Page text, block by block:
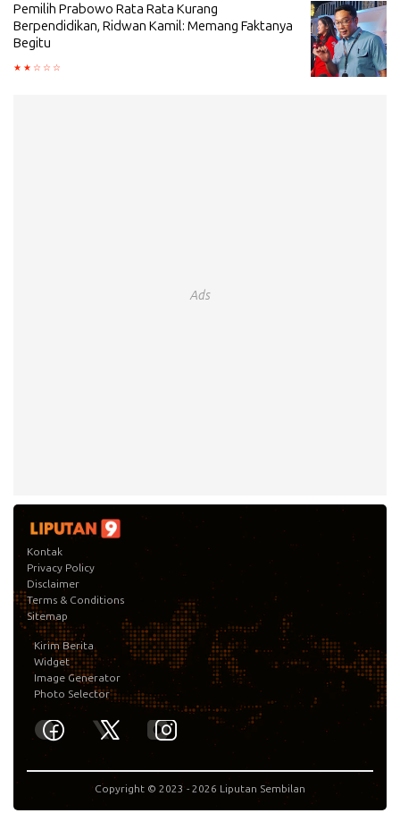
Pemilih Prabowo Rata Rata Kurang
Berpendidikan, Ridwan Kamil: Memang Faktanya
Begitu
Ads
Kontak
Privacy Policy
Disclaimer
Terms & Conditions
Sitemap
Kirim Berita
Widget
Image Generator
Photo Selector
Copyright © 2023 - 2026 Liputan Sembilan